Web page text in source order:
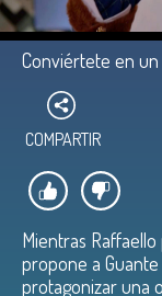
Conviértete en
COMPARTIR
Mientras
propone a
protagonizar una